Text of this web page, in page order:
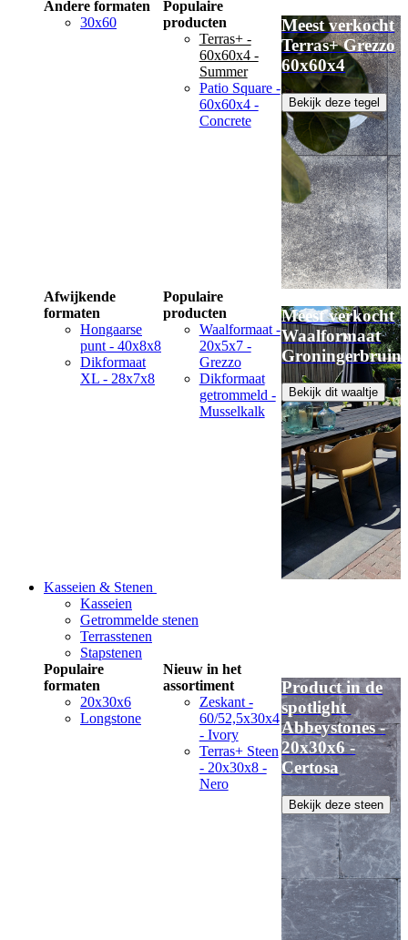
Andere formaten
30x60
Populaire
producten
Terras+ -
60x60x4 -
Summer
Patio Square -
60x60x4 -
Concrete
Meest verkocht
Terras+ Grezzo
60x60x4
Bekijk deze tegel
Afwijkende
formaten
Hongaarse
punt - 40x8x8
Dikformaat
XL - 28x7x8
Populaire
producten
Waalformaat -
20x5x7 -
Grezzo
Dikformaat
getrommeld -
Musselkalk
Meest verkocht
Waalformaat
Groningerbruin
Bekijk dit waaltje
Kasseien & Stenen
Kasseien
Getrommelde stenen
Terrasstenen
Stapstenen
Populaire
formaten
20x30x6
Longstone
Nieuw in het
assortiment
Zeskant -
60/52,5x30x4
- Ivory
Terras+ Steen
- 20x30x8 -
Nero
Product in de
spotlight
Abbeystones -
20x30x6 -
Certosa
Bekijk deze steen